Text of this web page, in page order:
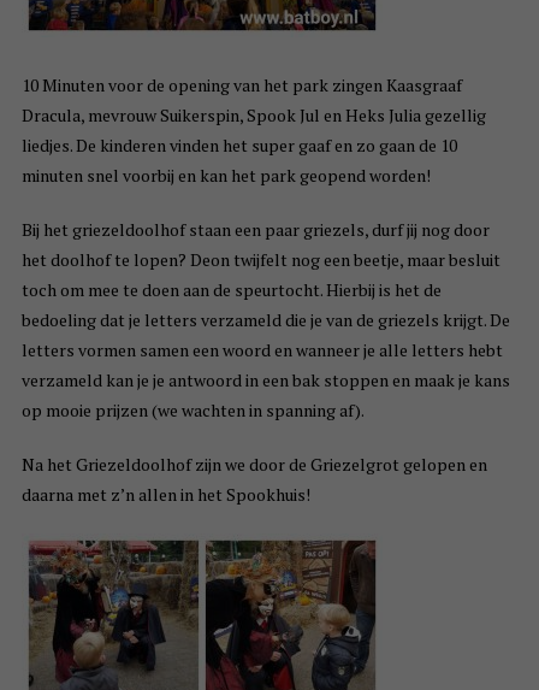
10 Minuten voor de opening van het park zingen Kaasgraaf
Dracula, mevrouw Suikerspin, Spook Jul en Heks Julia gezellig
liedjes. De kinderen vinden het super gaaf en zo gaan de 10
minuten snel voorbij en kan het park geopend worden!
Bij het griezeldoolhof staan een paar griezels, durf jij nog door
het doolhof te lopen? Deon twijfelt nog een beetje, maar besluit
toch om mee te doen aan de speurtocht. Hierbij is het de
bedoeling dat je letters verzameld die je van de griezels krijgt. De
letters vormen samen een woord en wanneer je alle letters hebt
verzameld kan je je antwoord in een bak stoppen en maak je kans
op mooie prijzen (we wachten in spanning af).
Na het Griezeldoolhof zijn we door de Griezelgrot gelopen en
daarna met z’n allen in het Spookhuis!